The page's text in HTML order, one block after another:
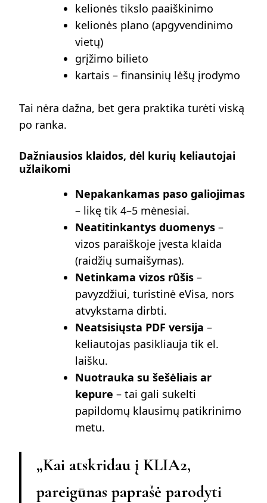
kelionės tikslo paaiškinimo
kelionės plano (apgyvendinimo
vietų)
grįžimo bilieto
kartais – finansinių lėšų įrodymo
Tai nėra dažna, bet gera praktika turėti viską
po ranka.
Dažniausios klaidos, dėl kurių keliautojai
užlaikomi
Nepakankamas paso galiojimas
– likę tik 4–5 mėnesiai.
Neatitinkantys duomenys –
vizos paraiškoje įvesta klaida
(raidžių sumaišymas).
Netinkama vizos rūšis –
pavyzdžiui, turistinė eVisa, nors
atvykstama dirbti.
Neatsisiųsta PDF versija –
keliautojas pasikliauja tik el.
laišku.
Nuotrauka su šešėliais ar
kepure – tai gali sukelti
papildomų klausimų patikrinimo
metu.
„Kai atskridau į KLIA2,
pareigūnas paprašė parodyti